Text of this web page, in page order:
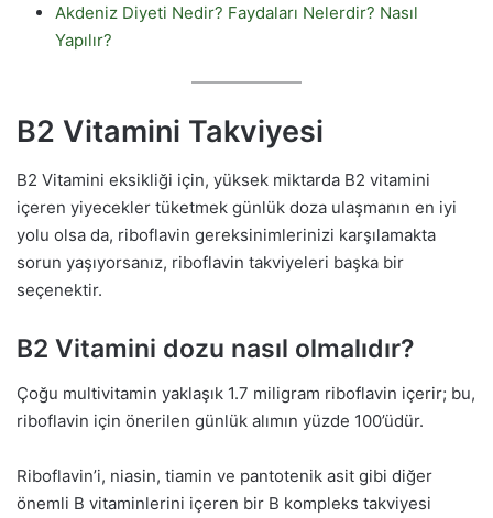
Akdeniz Diyeti Nedir? Faydaları Nelerdir? Nasıl
Yapılır?
B2 Vitamini Takviyesi
B2 Vitamini eksikliği için, yüksek miktarda B2 vitamini
içeren yiyecekler tüketmek günlük doza ulaşmanın en iyi
yolu olsa da, riboflavin gereksinimlerinizi karşılamakta
sorun yaşıyorsanız, riboflavin takviyeleri başka bir
seçenektir.
B2 Vitamini dozu nasıl olmalıdır?
Çoğu multivitamin yaklaşık 1.7 miligram riboflavin içerir; bu,
riboflavin için önerilen günlük alımın yüzde 100’üdür.
Riboflavin’i, niasin, tiamin ve pantotenik asit gibi diğer
önemli B vitaminlerini içeren bir B kompleks takviyesi